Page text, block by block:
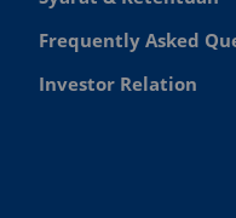
Frequently Asked
Investor Relation